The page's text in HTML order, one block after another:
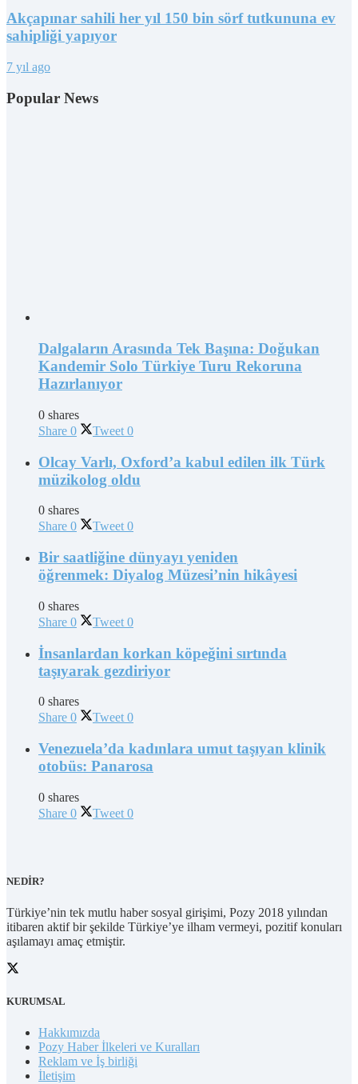
Akçapınar sahili her yıl 150 bin sörf tutkununa ev
sahipliği yapıyor
7 yıl ago
Popular News
Dalgaların Arasında Tek Başına: Doğukan
Kandemir Solo Türkiye Turu Rekoruna
Hazırlanıyor
0 shares
Share 0 Tweet 0
Olcay Varlı, Oxford’a kabul edilen ilk Türk
müzikolog oldu
0 shares
Share 0 Tweet 0
Bir saatliğine dünyayı yeniden
öğrenmek: Diyalog Müzesi’nin hikâyesi
0 shares
Share 0 Tweet 0
İnsanlardan korkan köpeğini sırtında
taşıyarak gezdiriyor
0 shares
Share 0 Tweet 0
Venezuela’da kadınlara umut taşıyan klinik
otobüs: Panarosa
0 shares
Share 0 Tweet 0
NEDİR?
Türkiye’nin tek mutlu haber sosyal girişimi, Pozy 2018 yılından
itibaren aktif bir şekilde Türkiye’ye ilham vermeyi, pozitif konuları
aşılamayı amaç etmiştir.
KURUMSAL
Hakkımızda
Pozy Haber İlkeleri ve Kuralları
Reklam ve İş birliği
İletişim